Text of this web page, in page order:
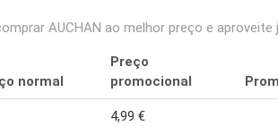
AUCHAN ao melhor preço e
normal
Preço
promocional
4,99 €